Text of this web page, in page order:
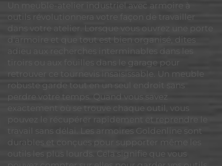
Un meuble-atelier industriel avec armoire à
outils révolutionnera votre façon de travailler
dans votre atelier. Lorsque vous ouvrez une porte
d'armoire et que tout est bien organisé, dites
adieu aux recherches interminables dans les
tiroirs ou aux fouilles dans le garage pour
retrouver ce tournevis insaisissable. Un meuble
robuste garde tout en un seul endroit sans
perdre votre temps. Quand vous savez
exactement où se trouve chaque outil, vous
pouvez le récupérer rapidement et reprendre le
travail sans délai. Les armoires Goldenline sont
durables et conçues pour supporter même les
outils les plus lourds. Cela signifie que vous